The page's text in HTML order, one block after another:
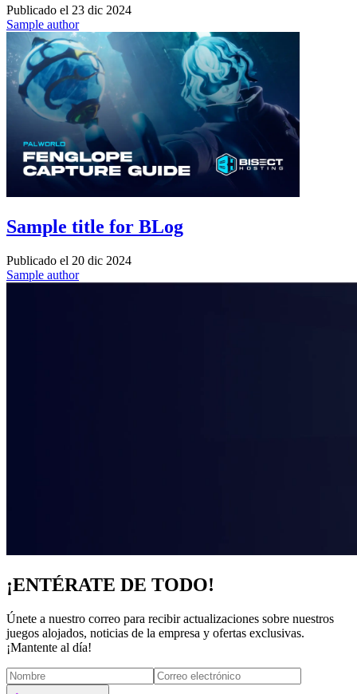
Publicado el 23 dic 2024
Sample author
Sample title for BLog
Publicado el 20 dic 2024
Sample author
¡ENTÉRATE DE TODO!
Únete a nuestro correo para recibir actualizaciones sobre nuestros
juegos alojados, noticias de la empresa y ofertas exclusivas.
¡Mantente al día!